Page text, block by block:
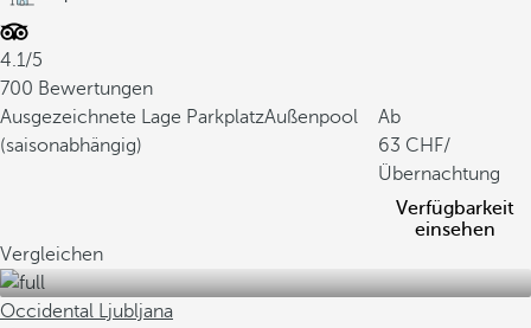
4.1/5
700 Bewertungen
Ausgezeichnete Lage ParkplatzAußenpool
(saisonabhängig)
Ab
63
/
Übernachtung
Verfügbarkeit
einsehen
Vergleichen
Occidental Ljubljana